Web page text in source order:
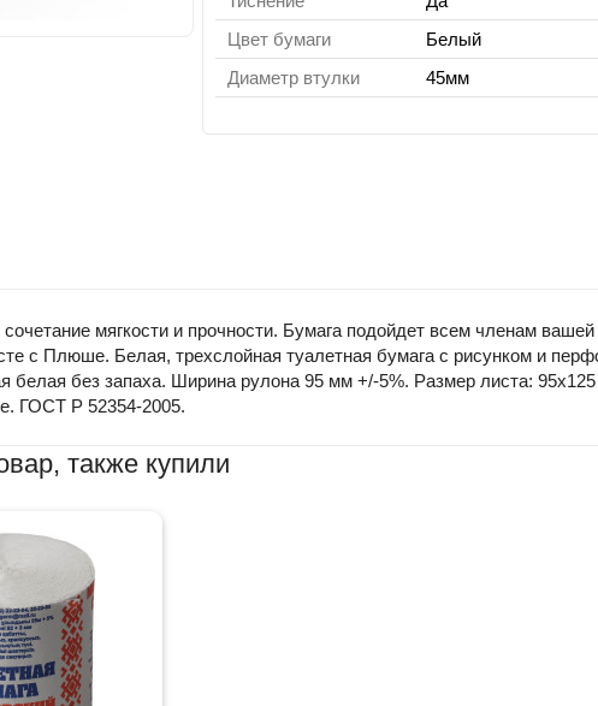
Цвет бумаги
Белый
Диаметр втулки
45мм
мягкости и прочности. Бумага подойдет всем членам
с Плюше. Белая, трехслойная туалетная бумага с рисунком и
белая без запаха. Ширина рулона 95 мм +/-5%. Размер листа:
ГОСТ Р 52354-2005.
также купили